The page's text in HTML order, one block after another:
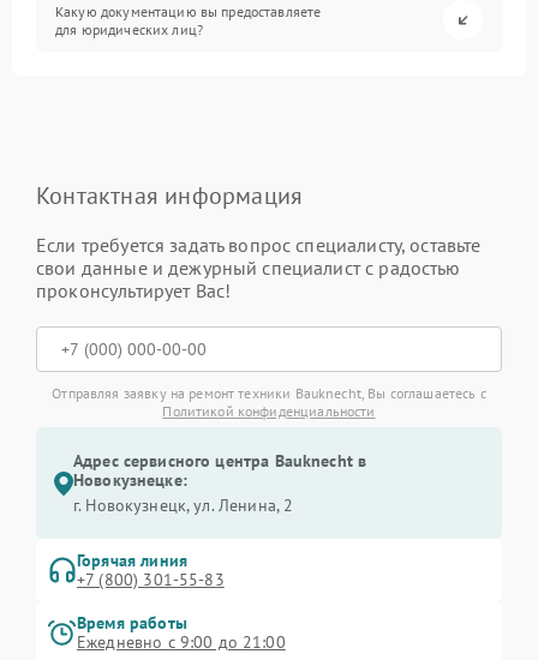
Какую документацию вы предоставляете
для юридических лиц?
Контактная информация
Если требуется задать вопрос специалисту, оставьте
свои данные и дежурный специалист с радостью
проконсультирует Вас!
Отправляя заявку на ремонт техники Bauknecht, Вы соглашаетесь с
Политикой конфиденциальности
Адрес сервисного центра Bauknecht в
Новокузнецке:
г. Новокузнецк, ул. Ленина, 2
Горячая линия
+7 (800) 301-55-83
Время работы
Ежедневно с 9:00 до 21:00